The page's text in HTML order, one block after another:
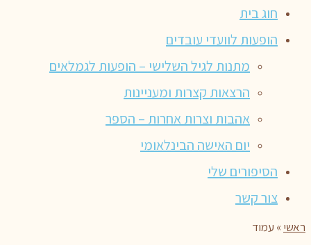
חוג בית
הופעות לוועדי עובדים
מתנות לגיל השלישי – הופעות לגמלאים
הרצאות קצרות ומעניינות
אהבות וצרות אחרות – הספר
יום האישה הבינלאומי
הסיפורים שלי
צור קשר
ראשי» עמוד